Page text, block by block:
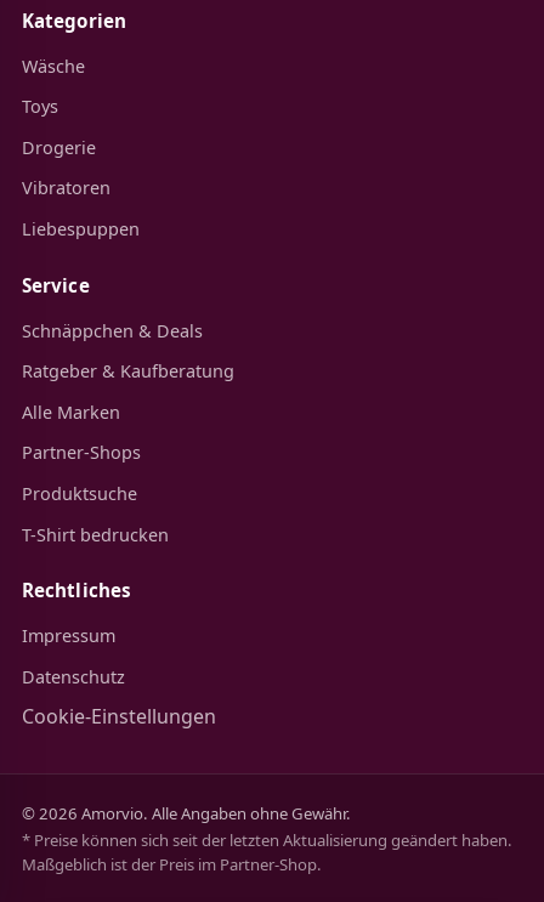
Kategorien
Wäsche
Toys
Drogerie
Vibratoren
Liebespuppen
Service
Schnäppchen & Deals
Ratgeber & Kaufberatung
Alle Marken
Partner-Shops
Produktsuche
T-Shirt bedrucken
Rechtliches
Impressum
Datenschutz
Cookie-Einstellungen
© 2026 Amorvio. Alle Angaben ohne Gewähr.
* Preise können sich seit der letzten Aktualisierung geändert haben.
Maßgeblich ist der Preis im Partner-Shop.